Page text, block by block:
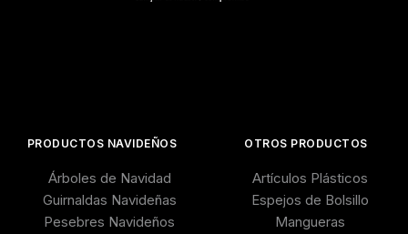
PRODUCTOS NAVIDEÑOS
Árboles de Navidad
Guirnaldas Navideñas
Pesebres Navideños
OTROS PRODUCTOS
Artículos Plásticos
Espejos de Bolsillo
Mangueras